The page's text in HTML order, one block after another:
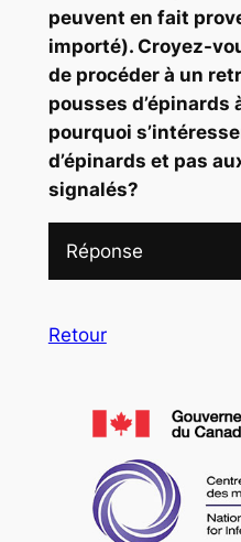
peuvent en fait
importé). Croyez-
de procéder à un
pousses d’épinards
pourquoi
d’épinards et pas
signalés?
Réponse
Retour